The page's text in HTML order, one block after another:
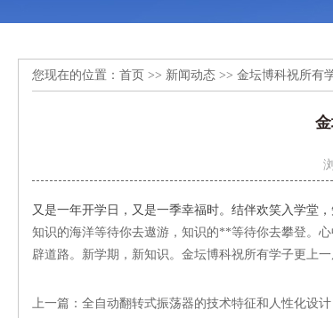
您现在的位置： 首页 >> 新闻动态 >> 金坛博科祝所有
又是一年开学日，又是一季幸福时。结伴欢笑入学堂
知识的海洋等待你去遨游，知识的**等待你去攀登。
辟道路。新学期，新知识。金坛博科祝所有学子更上一
上一篇： 全自动翻转式振荡器的技术特征和人性化设计